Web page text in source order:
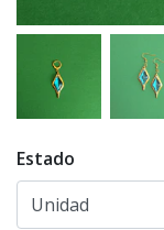
Estado